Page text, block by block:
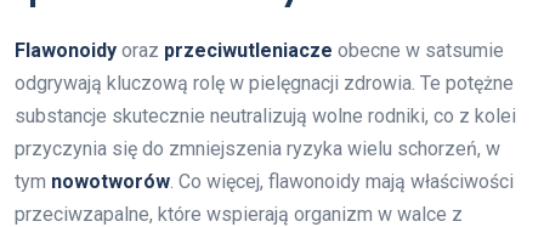
Flawonoidy oraz przeciwutleniacze obecne w satsumie
odgrywają kluczową rolę w pielęgnacji zdrowia. Te potężne
substancje skutecznie neutralizują wolne rodniki, co z kolei
przyczynia się do zmniejszenia ryzyka wielu schorzeń, w
tym nowotworów . Co więcej, flawonoidy mają właściwości
przeciwzapalne, które wspierają organizm w walce z